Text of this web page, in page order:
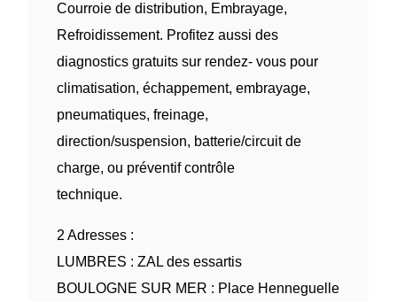
Courroie de distribution, Embrayage,
Refroidissement. Profitez aussi des
diagnostics gratuits sur rendez- vous pour
climatisation, échappement, embrayage,
pneumatiques, freinage,
direction/suspension, batterie/circuit de
charge, ou préventif contrôle
technique.
2 Adresses :
LUMBRES : ZAL des essartis
BOULOGNE SUR MER : Place Henneguelle